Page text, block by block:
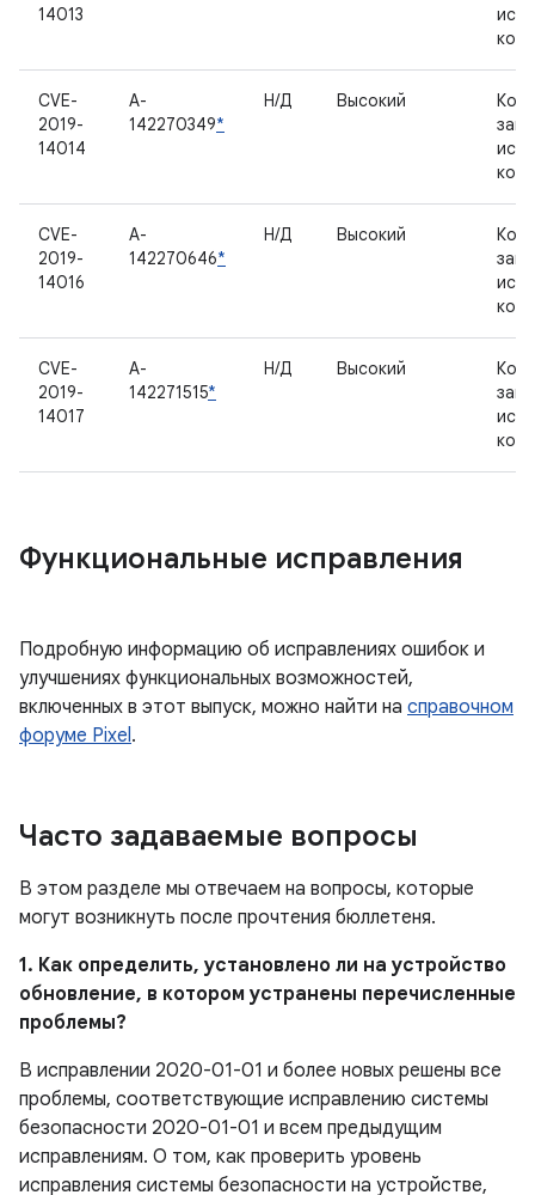
14013
CVE-
2019-
14014
A-
142270349*
Н/Д Высокий
CVE-
2019-
14016
A-
142270646*
Н/Д Высокий
CVE-
2019-
14017
A-
142271515*
Н/Д Высокий
Функциональные исправления
Подробную информацию об исправлениях ошибок и
улучшениях функциональных возможностей,
включенных в этот выпуск, можно найти на справочном
форуме Pixel.
Часто задаваемые вопросы
В этом разделе мы отвечаем на вопросы, которые
могут возникнуть после прочтения бюллетеня.
1. Как определить, установлено ли на устройство
обновление, в котором устранены перечисленные
проблемы?
В исправлении 2020-01-01 и более новых решены все
проблемы, соответствующие исправлению системы
безопасности 2020-01-01 и всем предыдущим
исправлениям. О том, как проверить уровень
исправления системы безопасности на устройстве,